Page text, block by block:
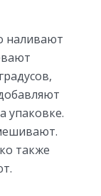
наливают
упаковке.
также